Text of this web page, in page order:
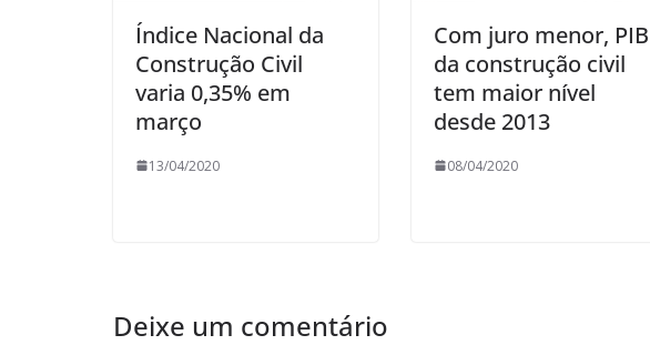
Índice Nacional da
Construção Civil
varia 0,35% em
março
13/04/2020
Com juro menor, PIB
da construção civil
tem maior nível
desde 2013
08/04/2020
Deixe um comentário